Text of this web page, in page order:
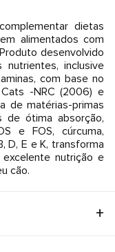
dietas
alimentados com
desenvolvido
inclusive
com base no
-NRC (2006) e
de matérias-primas
de ótima absorção,
e FOS, cúrcuma,
D, E e K, transforma
nutrição e
cão.